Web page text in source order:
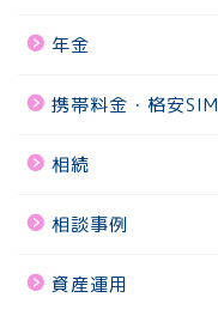
年金
携帯料金・格安SIM
相続
相談事例
資産運用